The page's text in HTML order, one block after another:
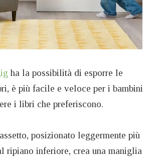
ha la possibilità di esporre le
è più facile e veloce per i bambini
i libri che preferiscono.
posizionato leggermente più
ripiano inferiore, crea una maniglia